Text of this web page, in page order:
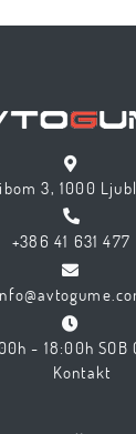
3, 1000
+386 41 631 477
- 18:00h
Kontakt